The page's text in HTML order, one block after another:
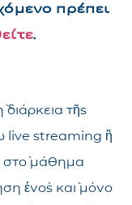
πρέπει
.
τῆς
live streaming ἢ
στὸ μάθημα
ἑνὸς καὶ μόνο